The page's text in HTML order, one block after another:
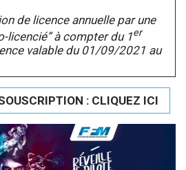
de licence annuelle par une
licencié” à compter du 1er
valable du 01/09/2021 au
: CLIQUEZ ICI